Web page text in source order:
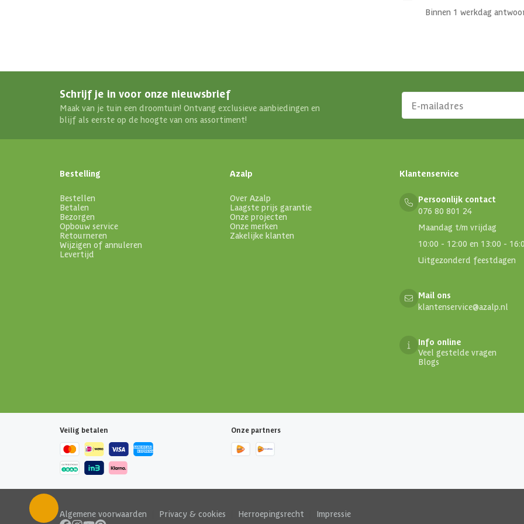
Binnen 1 werkdag
Schrijf je in voor onze nieuwsbrief
Maak van je tuin een droomtuin! Ontvang exclusieve aanbiedingen en
blijf als eerste op de hoogte van ons assortiment!
Bestelling
Bestellen
Betalen
Bezorgen
Opbouw service
Retourneren
Wijzigen of annuleren
Levertijd
Azalp
Over Azalp
Laagste prijs garantie
Onze projecten
Onze merken
Zakelijke klanten
Klantenservice
Persoonlijk contact
076 80 801 24
Maandag t/m vrijdag
10:00 - 12:00 en 13:00 -
Uitgezonderd feestdagen
Mail ons
klantenservice@azalp.nl
Info online
Veel gestelde vragen
Blogs
Veilig betalen Onze partners
Algemene voorwaarden Privacy & cookies Herroepingsrecht Impressie